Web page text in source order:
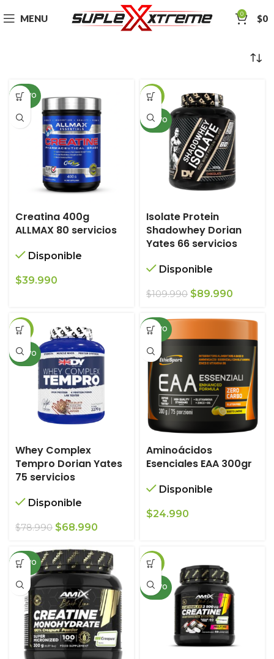
MENU 0 $0
NUEVO
Creatina 400g
ALLMAX 80 servicios
Disponible
$39.990
-18%
NUEVO
Isolate Protein
Shadowhey Dorian
Yates 66 servicios
Disponible
$109.990 El
original
$89.990
actual
$89.990.
-13%
NUEVO
Whey Complex
Tempro Dorian Yates
75 servicios
Disponible
$78.990 El
original
era:
$78.990.
$68.990
actual
es:
$68.990.
NUEVO
Aminoácidos
Esenciales EAA 300gr
Disponible
$24.990
NUEVO -6%
NUEVO